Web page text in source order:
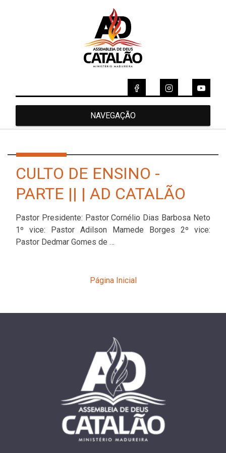
NAVEGAÇÃO
CULTO DE ENSINO -
PARTE || | AD CATALÃO
Pastor Presidente: Pastor Cornélio Dias Barbosa Neto
1º vice: Pastor Adilson Mamede Borges 2º vice:
Pastor Dedmar Gomes de …
Página Inicial